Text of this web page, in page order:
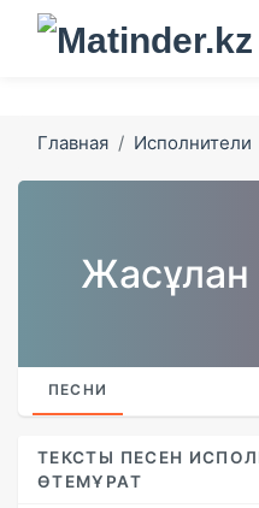
Главная Исполнители
Жасұлан
ПЕСНИ
ТЕКСТЫ ПЕСЕН
ӨТЕМҰРАТ